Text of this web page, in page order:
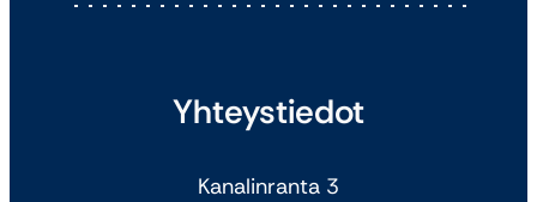
Yhteystiedot
Kanalinranta 3